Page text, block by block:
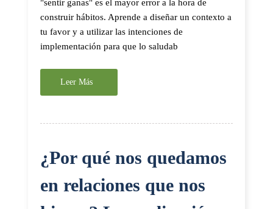
"sentir ganas" es el mayor error a la hora de
construir hábitos. Aprende a diseñar un contexto a
tu favor y a utilizar las intenciones de
implementación para que lo saludab
Leer Más
¿Por qué nos quedamos
en relaciones que nos